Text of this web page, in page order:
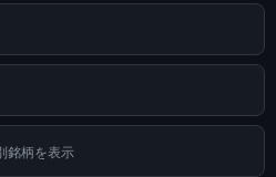
銘柄を表示